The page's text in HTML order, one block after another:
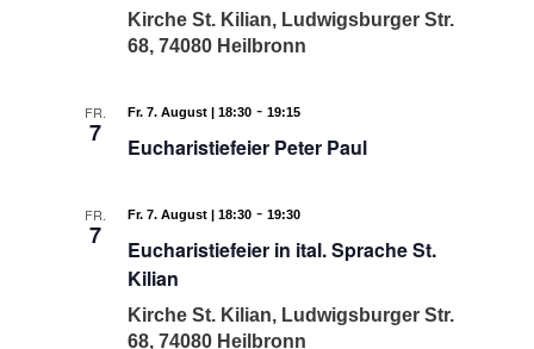
Kirche St. Kilian, Ludwigsburger Str.
68, 74080 Heilbronn
FR.
7
Fr. 7. August | 18:30 -19:15
Eucharistiefeier Peter Paul
FR.
7
Fr. 7. August | 18:30 -19:30
Eucharistiefeier in ital. Sprache St.
Kilian
Kirche St. Kilian, Ludwigsburger Str.
68, 74080 Heilbronn